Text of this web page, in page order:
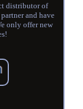
distributor of
and have
only offer new